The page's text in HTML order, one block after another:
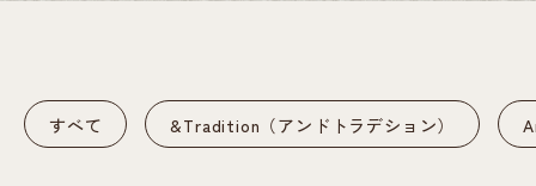
すべて &Tradition（アンドトラデション）